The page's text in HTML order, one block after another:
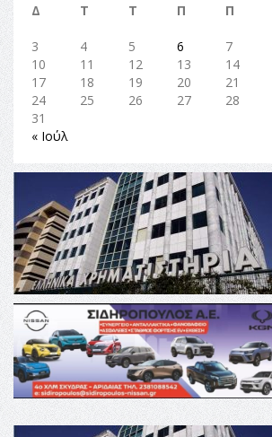
Δ
Τ Τ Π Π
3
4 5 6 7
10
11 12 13 14
17
18 19 20 21
24
25 26 27 28
31
« Ιούλ